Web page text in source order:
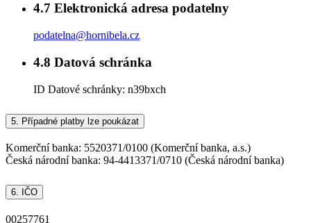
4.7 Elektronická adresa podatelny
podatelna@hornibela.cz
4.8 Datová schránka
ID Datové schránky: n39bxch
5. Případné platby lze poukázat
Komerční banka: 5520371/0100 (Komerční banka, a.s.)
Česká národní banka: 94-4413371/0710 (Česká národní banka)
6. IČO
00257761